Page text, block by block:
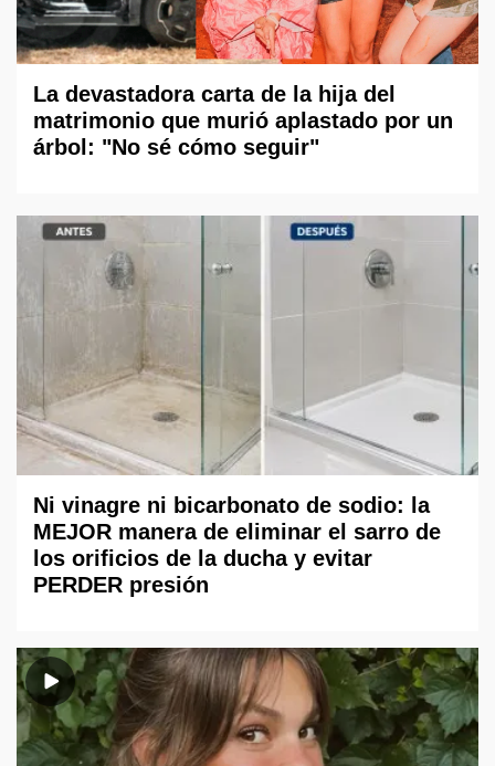
La devastadora carta de la hija del
matrimonio que murió aplastado por un
árbol: "No sé cómo seguir"
Ni vinagre ni bicarbonato de sodio: la
MEJOR manera de eliminar el sarro de
los orificios de la ducha y evitar
PERDER presión